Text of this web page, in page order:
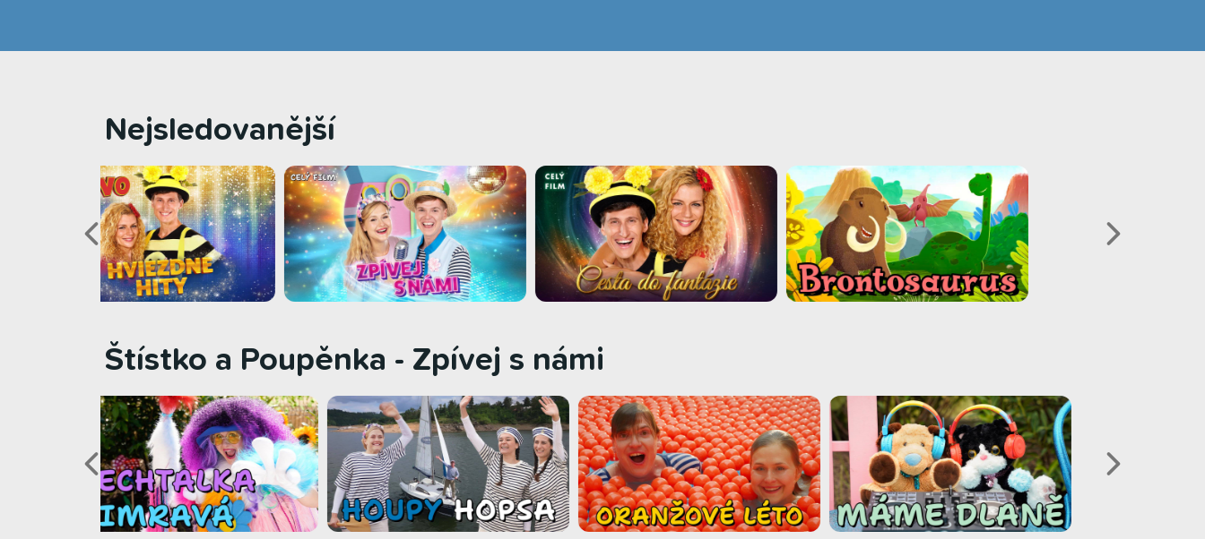
Nejsledovanější
Štístko a Poupěnka - Zpívej s námi